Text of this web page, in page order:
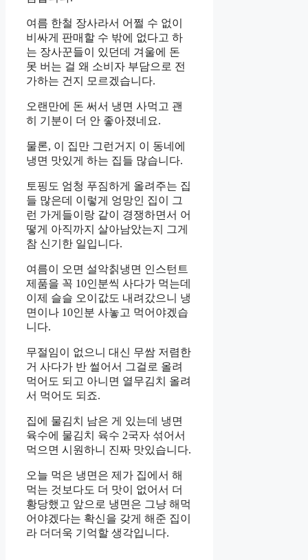
여름 한철 장사라서 어쩔 수 없이
비싸게 판매할 수 밖에 없다고 하
는 장사꾼들이 있던데 겨울에 돈
못 버는 걸 왜 소비자 부담으로 전
가하는 건지 모르겠습니다.
오랜만에 돈 써서 냉면 사먹고 괜
히 기분이 더 안 좋아졌네요.
물론, 이 집만 그런거지 이 동네에
냉면 맛있게 하는 집들 많습니다.
토핑도 엄청 푸짐하게 올려주는 집
들 많은데 이렇게 엉망인 집이 그
런 가게들이랑 같이 경쟁하면서 어
떻게 아직까지 살아남았는지 그게
참 신기한 일입니다.
여름이 오면 설악칡냉면 인스턴트
제품을 꼭 10인분씩 사다가 먹는데
이제 슬슬 오이값도 내려갔으니 냉
면이나 10인분 사놓고 먹어야겠습
니다.
무절임이 없으니 대신 무쌈 저렴한
거 사다가 반 썰어서 그걸로 올려
먹어도 되고 아니면 열무김치 올려
서 먹어도 되죠.
집에 물김치 남은 게 있는데 냉면
육수에 물김치 육수 2국자 섞어서
먹으면 시원하니 진짜 맛있습니다.
오늘 먹은 냉면은 제가 집에서 해
먹는 것보다도 더 맛이 없어서 더
황당했고 앞으로 냉면은 그냥 해먹
어야겠다는 확신을 갖게 해준 집이
라 더더욱 기억할 생각입니다.